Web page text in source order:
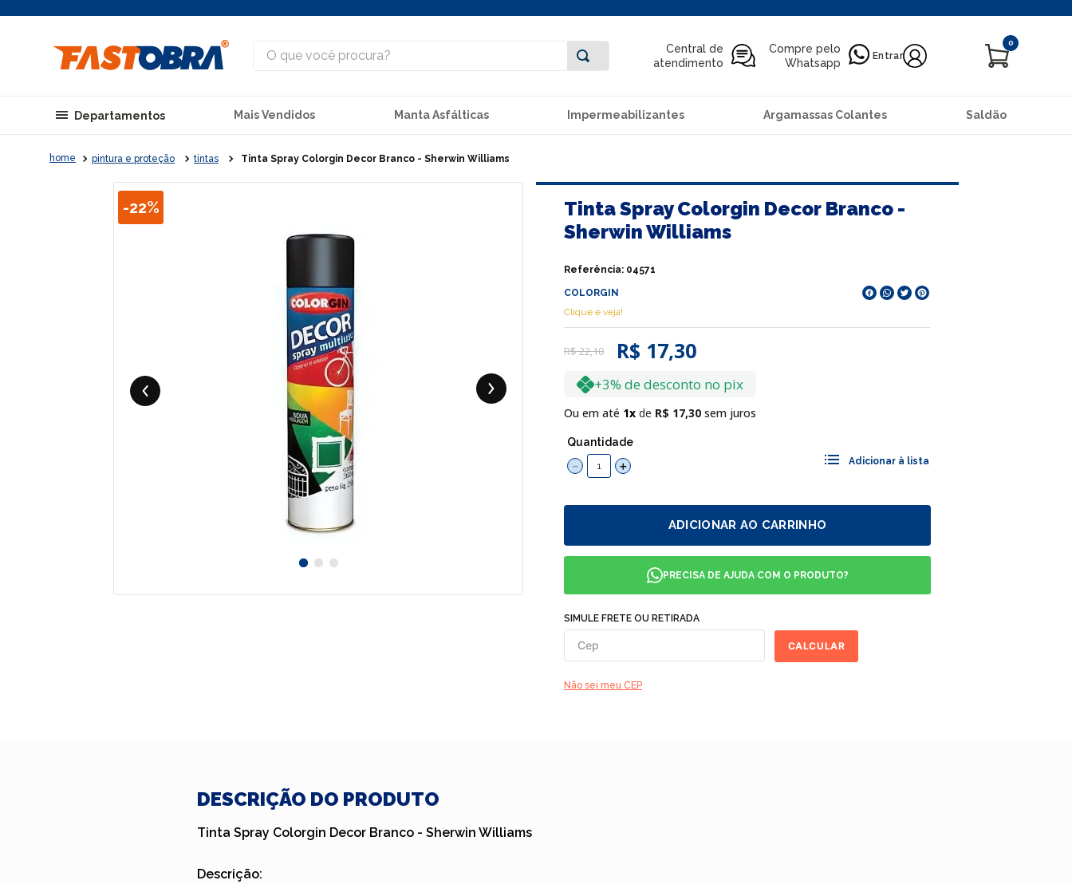
O que você procura?
Central de
atendimento
Compre pelo
Whatsapp
Entrar
0
Departamentos Mais Vendidos Manta Asfálticas Impermeabilizantes Argamassas Colantes Saldão
pintura e proteção tintas Tinta Spray Colorgin Decor Branco - Sherwin Williams
-22%
Tinta Spray Colorgin Decor Branco -
Sherwin Williams
Referência: 04571
COLORGIN
Clique e veja!
R$22,10 R$ 17,30
+3% de desconto no pix
Ou em até 1 R$ 17,30 sem juros
Quantidade
＋
－
ADICIONAR AO CARRINHO
PRECISA DE AJUDA COM O PRODUTO?
SIMULE FRETE OU RETIRADA
CALCULAR
Não sei meu CEP
DESCRIÇÃO DO PRODUTO
Tinta Spray Colorgin Decor Branco - Sherwin Williams
Descrição: